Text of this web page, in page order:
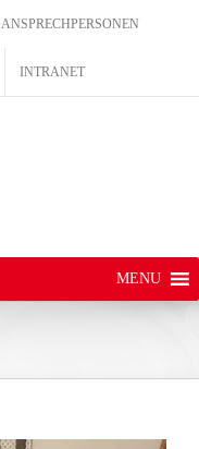
ANSPRECHPERSONEN
INTRANET
MENU